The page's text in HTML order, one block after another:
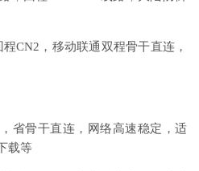
CN2，移动联通双程骨干直连，
省骨干直连，网络高速稳定，适
载等